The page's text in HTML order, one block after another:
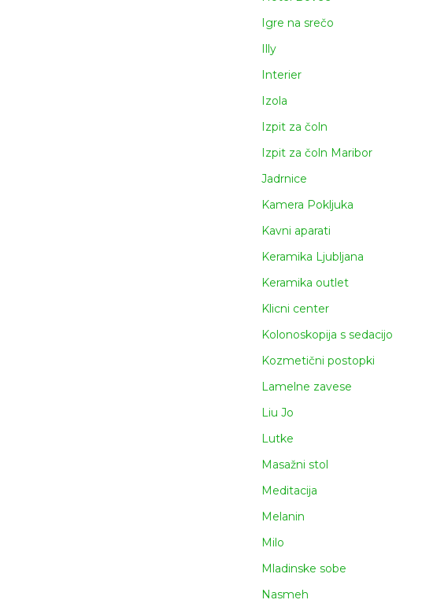
Igre na srečo
Illy
Interier
Izola
Izpit za čoln
Izpit za čoln Maribor
Jadrnice
Kamera Pokljuka
Kavni aparati
Keramika Ljubljana
Keramika outlet
Klicni center
Kolonoskopija s sedacijo
Kozmetični postopki
Lamelne zavese
Liu Jo
Lutke
Masažni stol
Meditacija
Melanin
Milo
Mladinske sobe
Nasmeh